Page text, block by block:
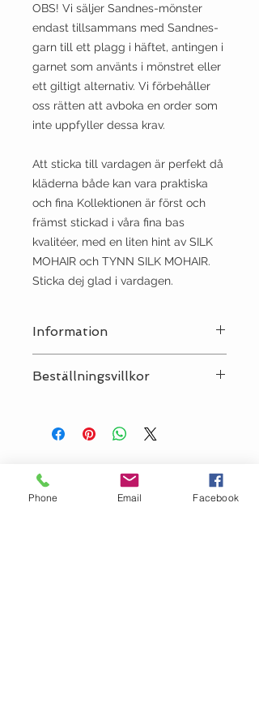
OBS! Vi säljer Sandnes-mönster
endast tillsammans med Sandnes-
garn till ett plagg i häftet, antingen i
garnet som använts i mönstret eller
ett giltigt alternativ. Vi förbehåller
oss rätten att avboka en order som
inte uppfyller dessa krav.
Att sticka till vardagen är perfekt då
kläderna både kan vara praktiska
och fina Kollektionen är först och
främst stickad i våra fina bas
kvalitéer, med en liten hint av SILK
MOHAIR och TYNN SILK MOHAIR.
Sticka dej glad i vardagen.
Information
Beställningsvillkor
endast tillsammans med Sandnes-
garn till plagget, antingen i garnet
giltigt alternativ. Vi förbehåller oss
rätten att avboka en order som inte
Phone Email Facebook